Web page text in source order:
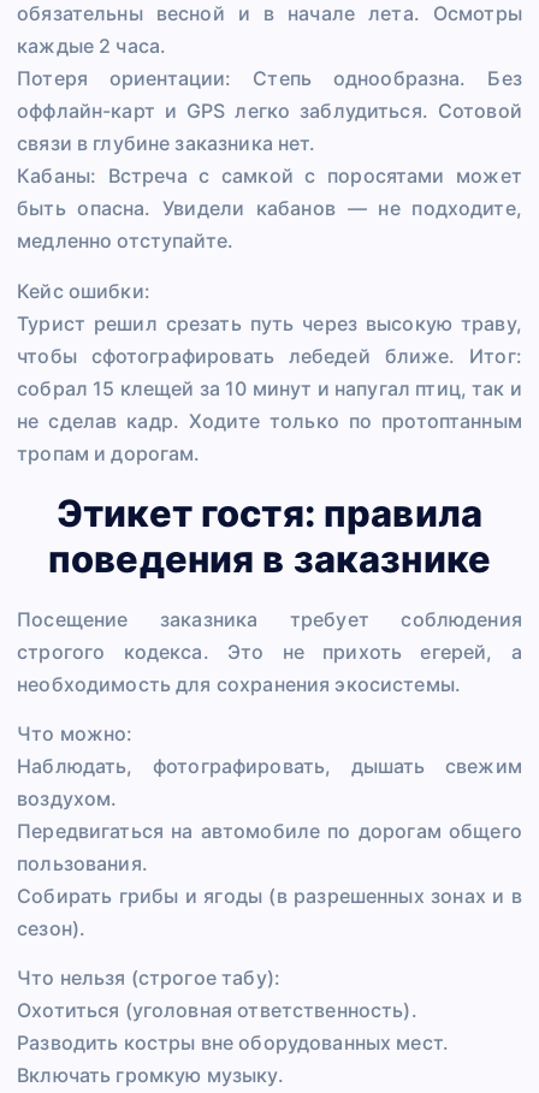
обязательны весной и в начале лета. Осмотры
каждые 2 часа.
Потеря ориентации: Степь однообразна. Без
оффлайн-карт и GPS легко заблудиться. Сотовой
связи в глубине заказника нет.
Кабаны: Встреча с самкой с поросятами может
быть опасна. Увидели кабанов — не подходите,
медленно отступайте.
Кейс ошибки:
Турист решил срезать путь через высокую траву,
чтобы сфотографировать лебедей ближе. Итог:
собрал 15 клещей за 10 минут и напугал птиц, так и
не сделав кадр. Ходите только по протоптанным
тропам и дорогам.
Этикет гостя: правила
поведения в заказнике
Посещение заказника требует соблюдения
строгого кодекса. Это не прихоть егерей, а
необходимость для сохранения экосистемы.
Что можно:
Наблюдать, фотографировать, дышать свежим
воздухом.
Передвигаться на автомобиле по дорогам общего
пользования.
Собирать грибы и ягоды (в разрешенных зонах и в
сезон).
Что нельзя (строгое табу):
Охотиться (уголовная ответственность).
Разводить костры вне оборудованных мест.
Включать громкую музыку.